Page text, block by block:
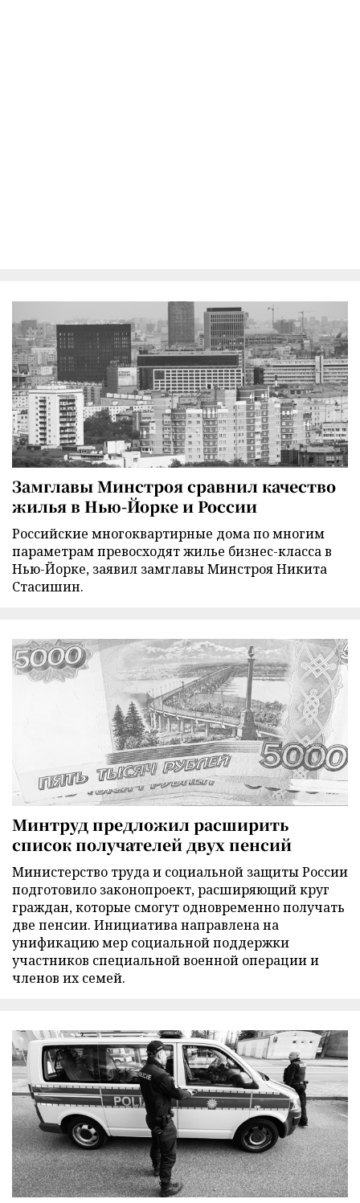
Замглавы Минстроя сравнил качество
жилья в Нью-Йорке и России
Российские многоквартирные дома по многим
параметрам превосходят жилье бизнес-класса в
Нью-Йорке, заявил замглавы Минстроя Никита
Стасишин.
Минтруд предложил расширить
список получателей двух пенсий
Министерство труда и социальной защиты России
подготовило законопроект, расширяющий круг
граждан, которые смогут одновременно получать
две пенсии. Инициатива направлена на
унификацию мер социальной поддержки
участников специальной военной операции и
членов их семей.